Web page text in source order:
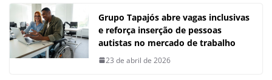
Grupo Tapajós abre vagas inclusivas
e reforça inserção de pessoas
autistas no mercado de trabalho
23 de abril de 2026